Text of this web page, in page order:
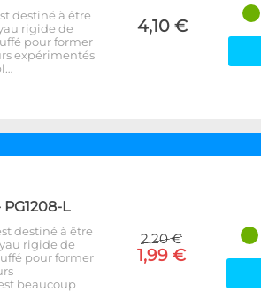
destiné à être
rigide de
pour former
expérimentés
4,10 €
L
destiné à être
rigide de
pour former
beaucoup
2,20 €
1,99 €